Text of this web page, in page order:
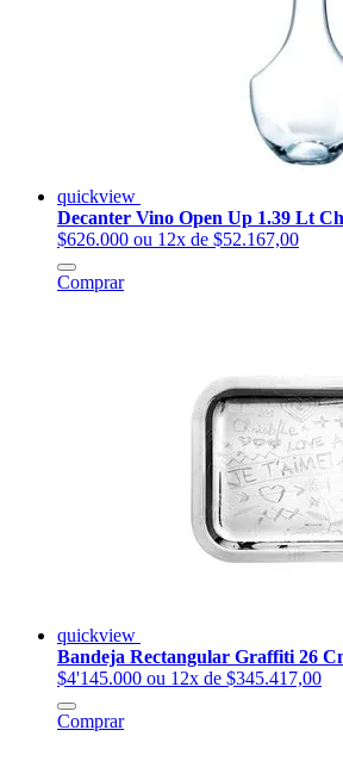
quickview
Decanter Vino Open Up 1.39 Lt
$626.000 ou 12x de $52.167,00
Comprar
quickview
Bandeja Rectangular Graffiti 26
$4'145.000 ou 12x de $345.417,00
Comprar